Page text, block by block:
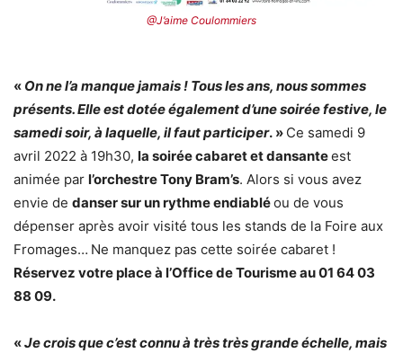
@J’aime Coulommiers
« On ne l’a manque jamais ! Tous les ans, nous sommes
présents. Elle est dotée également d’une soirée festive, le
samedi soir, à laquelle, il faut participer. » Ce samedi 9
avril 2022 à 19h30, la soirée cabaret et dansanteest
animée par l’orchestre Tony Bram’s. Alors si vous avez
envie de danser sur un rythme endiabléou de vous
dépenser après avoir visité tous les stands de la Foire aux
Fromages… Ne manquez pas cette soirée cabaret !
Réservez votre place à l’Office de Tourisme au 01 64 03
88 09.
«Je crois que c’est connu à très très grande échelle, mais